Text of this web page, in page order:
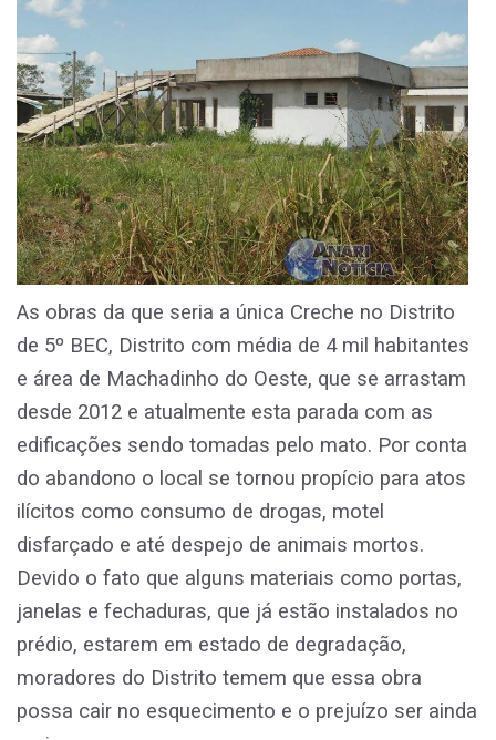
As obras da que seria a única Creche no Distrito
de 5º BEC, Distrito com média de 4 mil habitantes
e área de Machadinho do Oeste, que se arrastam
desde 2012 e atualmente esta parada com as
edificações sendo tomadas pelo mato. Por conta
do abandono o local se tornou propício para atos
ilícitos como consumo de drogas, motel
disfarçado e até despejo de animais mortos.
Devido o fato que alguns materiais como portas,
janelas e fechaduras, que já estão instalados no
prédio, estarem em estado de degradação,
moradores do Distrito temem que essa obra
possa cair no esquecimento e o prejuízo ser ainda